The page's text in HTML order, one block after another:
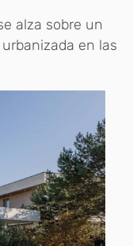
alza sobre un
en las